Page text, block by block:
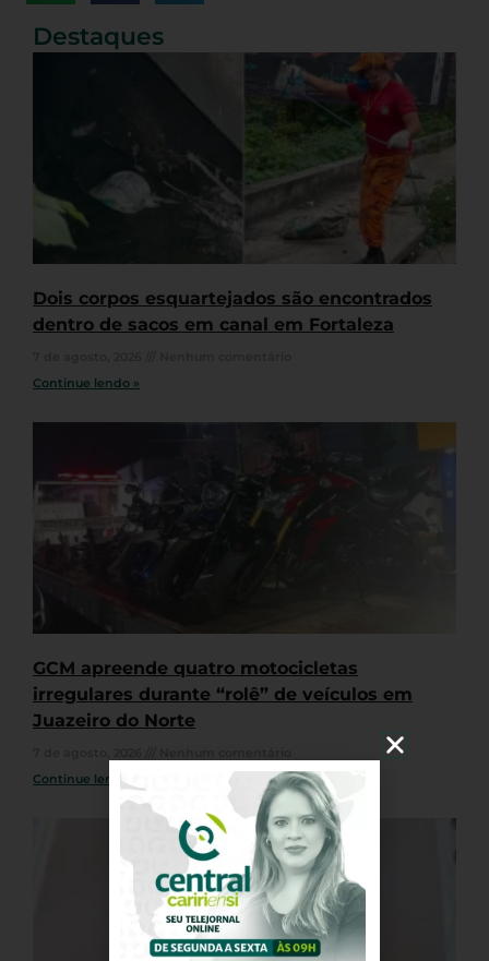
Destaques
Dois corpos esquartejados são encontrados
dentro de sacos em canal em Fortaleza
Continue lendo »
GCM apreende quatro motocicletas
irregulares durante “rolê” de veículos em
Juazeiro do Norte
Continue lendo »